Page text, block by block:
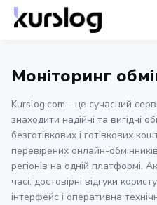
Моніторинг
Kurslog.com - це сучасний
знаходити надійні та вигідні
безготівкових і готівкових
перевірених онлайн-
регіонів на одній платформі.
часі, достовірні відгуки
інтерфейс і оперативна